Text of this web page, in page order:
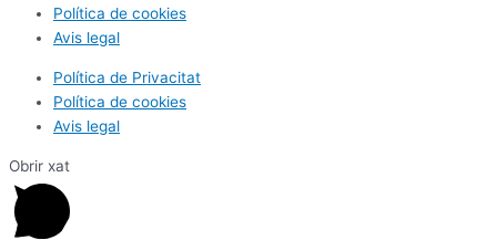
Política de cookies
Avis legal
Política de Privacitat
Política de cookies
Avis legal
Obrir xat